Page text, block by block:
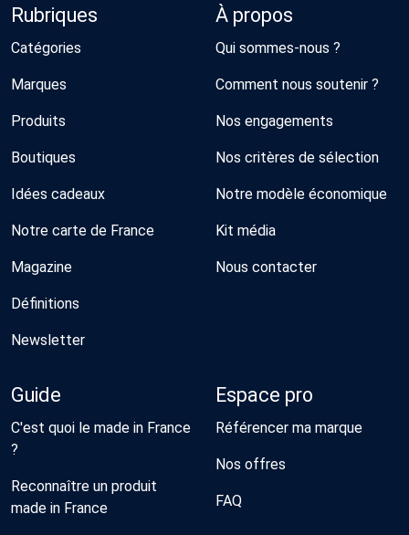
Rubriques
Catégories
Marques
Produits
Boutiques
Idées cadeaux
Notre carte de France
Magazine
Définitions
Newsletter
À propos
Qui sommes-nous ?
Comment nous soutenir ?
Nos engagements
Nos critères de sélection
Notre modèle économique
Kit média
Nous contacter
Guide
C'est quoi le made in France
?
Reconnaître un produit
made in France
Espace pro
Référencer ma marque
Nos offres
FAQ